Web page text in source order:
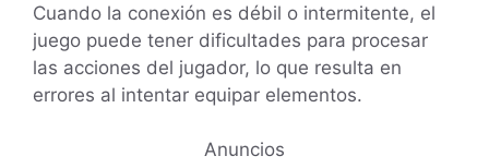
Cuando la conexión es débil o intermitente, el
juego puede tener dificultades para procesar
las acciones del jugador, lo que resulta en
errores al intentar equipar elementos.
Anuncios